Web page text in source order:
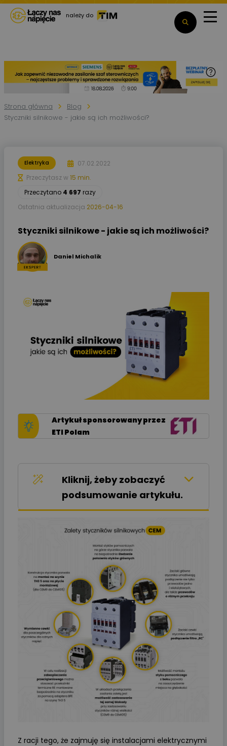
należy do
Strona główna
Blog
Styczniki silnikowe - jakie są ich możliwości?
Elektryka
07.02.2022
Przeczytasz w 15 min.
Przeczytano 4 697 razy
Ostatnia aktualizacja 2026-04-16
Styczniki silnikowe - jakie są ich możliwości?
Daniel Michalik
Artykuł sponsorowany przez
ETI Polam
Kliknij, żeby zobaczyć
podsumowanie artykułu.
Z racji tego, że zajmuję się instalacjami elektrycznymi